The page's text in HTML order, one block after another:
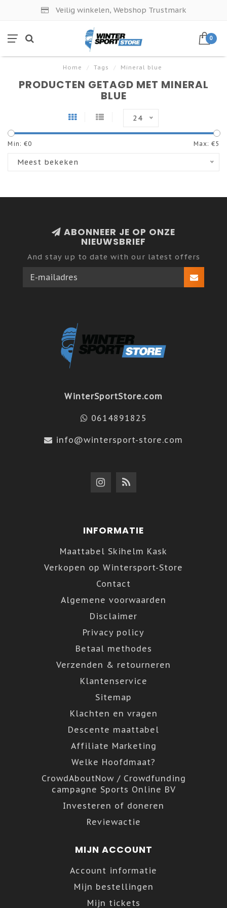
Veilig winkelen, Webshop Trustmark
0
Home / Tags / Mineral blue
PRODUCTEN GETAGD MET MINERAL
BLUE
24
Min: €0 Max: €5
Meest bekeken
ABONNEER JE OP ONZE
NIEUWSBRIEF
And stay up to date with our latest offers
WinterSportStore.com
0614891825
info@wintersport-store.com
INFORMATIE
Maattabel Skihelm Kask
Verkopen op Wintersport-Store
Contact
Algemene voorwaarden
Disclaimer
Privacy policy
Betaal methodes
Verzenden & retourneren
Klantenservice
Sitemap
Klachten en vragen
Descente maattabel
Affiliate Marketing
Welke Hoofdmaat?
CrowdAboutNow / Crowdfunding
campagne Sports Online BV
Investeren of doneren
Reviewactie
MIJN ACCOUNT
Account informatie
Mijn bestellingen
Mijn tickets